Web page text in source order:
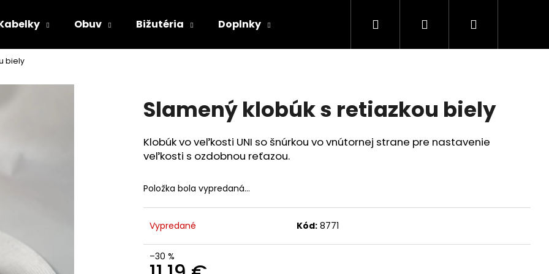
Obuv Bižutéria Doplnky Hľadať PrihlásenieNákupný
biely
Slamený klobúk s retiazkou biely
Klobúk vo veľkosti UNI so šnúrkou vo vnútornej strane pre nastavenie
veľkosti s ozdobnou reťazou.
Položka bola vypredaná…
Vypredané Kód: 8771
–30 %
Čo potrebujete nájsť?
HĽADAŤ